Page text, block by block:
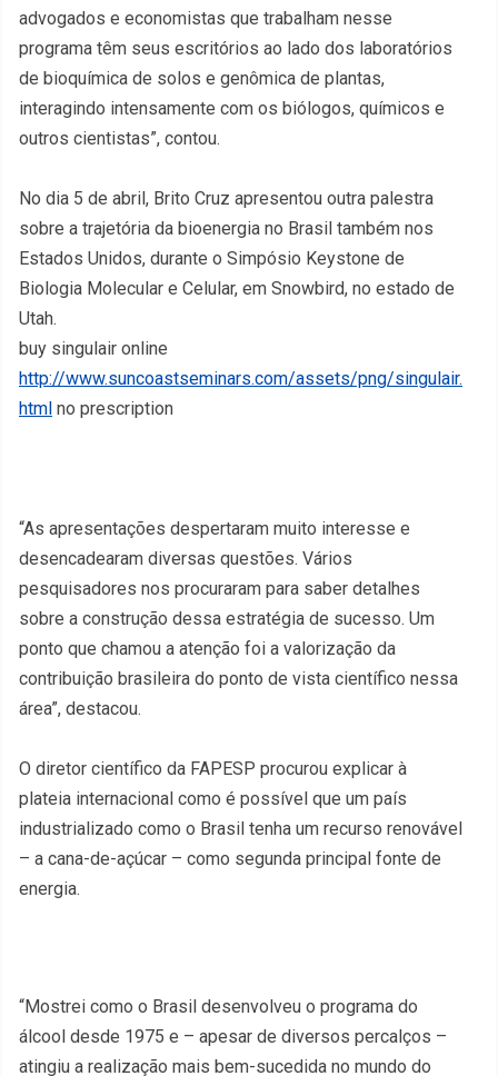
advogados e economistas que trabalham nesse
programa têm seus escritórios ao lado dos laboratórios
de bioquímica de solos e genômica de plantas,
interagindo intensamente com os biólogos, químicos e
outros cientistas”, contou.
No dia 5 de abril, Brito Cruz apresentou outra palestra
sobre a trajetória da bioenergia no Brasil também nos
Estados Unidos, durante o Simpósio Keystone de
Biologia Molecular e Celular, em Snowbird, no estado de
Utah.
buy singulair online
http://www.suncoastseminars.com/assets/png/singulair.
html no prescription
“As apresentações despertaram muito interesse e
desencadearam diversas questões. Vários
pesquisadores nos procuraram para saber detalhes
sobre a construção dessa estratégia de sucesso. Um
ponto que chamou a atenção foi a valorização da
contribuição brasileira do ponto de vista científico nessa
área”, destacou.
O diretor científico da FAPESP procurou explicar à
plateia internacional como é possível que um país
industrializado como o Brasil tenha um recurso renovável
– a cana-de-açúcar – como segunda principal fonte de
energia.
“Mostrei como o Brasil desenvolveu o programa do
álcool desde 1975 e – apesar de diversos percalços –
atingiu a realização mais bem-sucedida no mundo do